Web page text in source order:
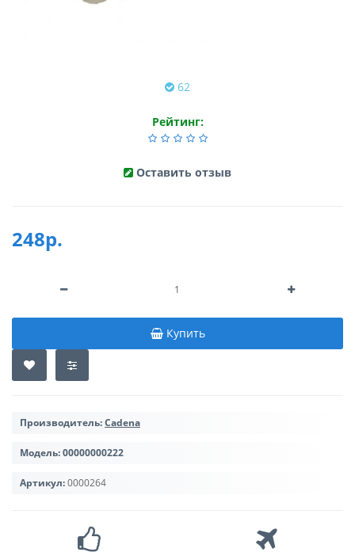
62
Рейтинг:
Оставить отзыв
248р.
Купить
Производитель:Cadena
Модель:00000000222
Артикул:0000264